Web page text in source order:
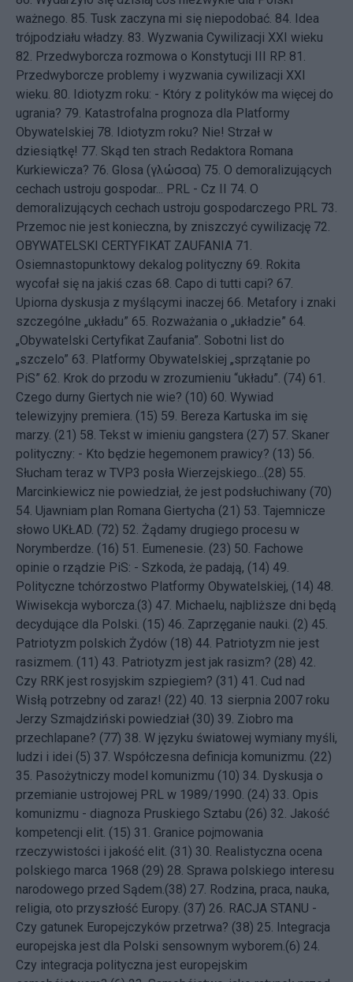
ważnego. 85. Tusk zaczyna mi się niepodobać. 84. Idea
trójpodziału władzy. 83. Wyzwania Cywilizacji XXI wieku
82. Przedwyborcza rozmowa o Konstytucji III RP. 81.
Przedwyborcze problemy i wyzwania cywilizacji XXI
wieku. 80. Idiotyzm roku: - Który z polityków ma więcej do
ugrania? 79. Katastrofalna prognoza dla Platformy
Obywatelskiej 78. Idiotyzm roku? Nie! Strzał w
dziesiątkę! 77. Skąd ten strach Redaktora Romana
Kurkiewicza? 76. Glosa (γλώσσα) 75. O demoralizujących
cechach ustroju gospodar... PRL - Cz II 74. O
demoralizujących cechach ustroju gospodarczego PRL 73.
Przemoc nie jest konieczna, by zniszczyć cywilizację 72.
OBYWATELSKI CERTYFIKAT ZAUFANIA 71.
Osiemnastopunktowy dekalog polityczny 69. Rokita
wycofał się na jakiś czas 68. Capo di tutti capi? 67.
Upiorna dyskusja z myślącymi inaczej 66. Metafory i znaki
szczególne „układu” 65. Rozważania o „układzie” 64.
„Obywatelski Certyfikat Zaufania”. Sobotni list do
„szczelo” 63. Platformy Obywatelskiej „sprzątanie po
PiS” 62. Krok do przodu w zrozumieniu “układu”. (74) 61.
Czego durny Giertych nie wie? (10) 60. Wywiad
telewizyjny premiera. (15) 59. Bereza Kartuska im się
marzy. (21) 58. Tekst w imieniu gangstera (27) 57. Skaner
polityczny: - Kto będzie hegemonem prawicy? (13) 56.
Słucham teraz w TVP3 posła Wierzejskiego...(28) 55.
Marcinkiewicz nie powiedział, że jest podsłuchiwany (70)
54. Ujawniam plan Romana Giertycha (21) 53. Tajemnicze
słowo UKŁAD. (72) 52. Żądamy drugiego procesu w
Norymberdze. (16) 51. Eumenesie. (23) 50. Fachowe
opinie o rządzie PiS: - Szkoda, że padają, (14) 49.
Polityczne tchórzostwo Platformy Obywatelskiej, (14) 48.
Wiwisekcja wyborcza.(3) 47. Michaelu, najbliższe dni będą
decydujące dla Polski. (15) 46. Zaprzęganie nauki. (2) 45.
Patriotyzm polskich Żydów (18) 44. Patriotyzm nie jest
rasizmem. (11) 43. Patriotyzm jest jak rasizm? (28) 42.
Czy RRK jest rosyjskim szpiegiem? (31) 41. Cud nad
Wisłą potrzebny od zaraz! (22) 40. 13 sierpnia 2007 roku
Jerzy Szmajdziński powiedział (30) 39. Ziobro ma
przechlapane? (77) 38. W języku światowej wymiany myśli,
ludzi i idei (5) 37. Współczesna definicja komunizmu. (22)
35. Pasożytniczy model komunizmu (10) 34. Dyskusja o
przemianie ustrojowej PRL w 1989/1990. (24) 33. Opis
komunizmu - diagnoza Pruskiego Sztabu (26) 32. Jakość
kompetencji elit. (15) 31. Granice pojmowania
rzeczywistości i jakość elit. (31) 30. Realistyczna ocena
polskiego marca 1968 (29) 28. Sprawa polskiego interesu
narodowego przed Sądem.(38) 27. Rodzina, praca, nauka,
religia, oto przyszłość Europy. (37) 26. RACJA STANU -
Czy gatunek Europejczyków przetrwa? (38) 25. Integracja
europejska jest dla Polski sensownym wyborem.(6) 24.
Czy integracja polityczna jest europejskim